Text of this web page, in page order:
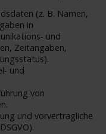
(z. B. Namen,
in
und
Zeitangaben,
und
von
und vorvertragliche